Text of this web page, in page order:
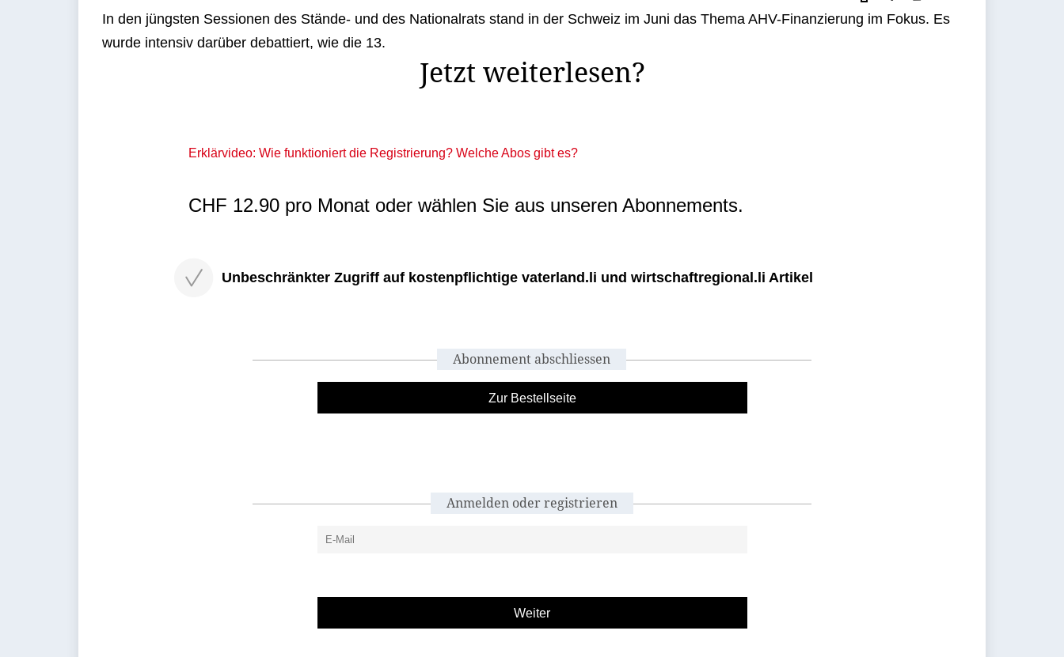
In den jüngsten Sessionen des Stände- und des Nationalrats stand in der Schweiz im Juni das Thema AHV-Finanzierung im Fokus. Es
wurde intensiv darüber debattiert, wie die 13.
Jetzt weiterlesen?
Erklärvideo: Wie funktioniert die Registrierung? Welche Abos gibt es?
CHF 12.90 pro Monat oder wählen Sie aus unseren Abonnements.
Unbeschränkter Zugriff auf kostenpflichtige vaterland.li und wirtschaftregional.li Artikel
Abonnement abschliessen
Zur Bestellseite
Anmelden oder registrieren